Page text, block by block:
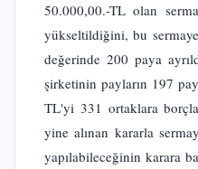
50.000,00.-TL olan
yükseltildiğini, bu
değerinde 200 paya
şirketinin payların 197
TL'yi 331 ortaklara borçlar
yine alınan kararla
yapılabileceğinin karara